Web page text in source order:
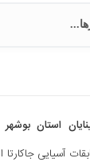
استان بوشهر
استان ۵ سهمیه مسابقات آسیایی